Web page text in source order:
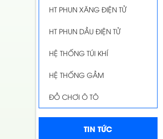
HT PHUN XĂNG ĐIỆN TỬ
HT PHUN DẦU ĐIỆN TỬ
HỆ THỐNG TÚI KHÍ
HỆ THỐNG GẦM
ĐỒ CHƠI Ô TÔ
TIN TỨC